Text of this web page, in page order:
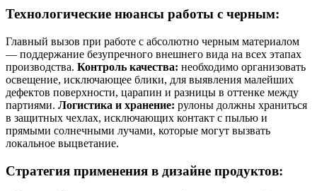
Технологические нюансы работы с черным:
Главный вызов при работе с абсолютно черным материалом
— поддержание безупречного внешнего вида на всех этапах
производства. Контроль качества: необходимо организовать
освещение, исключающее блики, для выявления малейших
дефектов поверхности, царапин и разницы в оттенке между
партиями. Логистика и хранение: рулоны должны храниться
в защитных чехлах, исключающих контакт с пылью и
прямыми солнечными лучами, которые могут вызвать
локальное выцветание.
Стратегия применения в дизайне продуктов: